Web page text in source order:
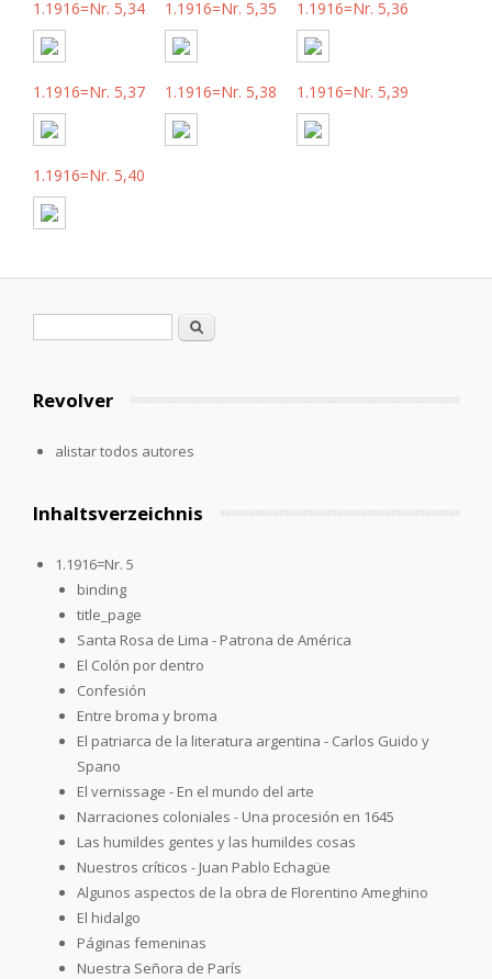
1.1916=Nr. 5,34 1.1916=Nr. 5,35 1.1916=Nr. 5,36
1.1916=Nr. 5,37 1.1916=Nr. 5,38 1.1916=Nr. 5,39
1.1916=Nr. 5,40
Formulario de búsqueda
Buscar
Revolver
alistar todos autores
Inhaltsverzeichnis
1.1916=Nr. 5
binding
title_page
Santa Rosa de Lima - Patrona de América
El Colón por dentro
Confesión
Entre broma y broma
El patriarca de la literatura argentina - Carlos Guido y
Spano
El vernissage - En el mundo del arte
Narraciones coloniales - Una procesión en 1645
Las humildes gentes y las humildes cosas
Nuestros críticos - Juan Pablo Echagüe
Algunos aspectos de la obra de Florentino Ameghino
El hidalgo
Páginas femeninas
Nuestra Señora de París